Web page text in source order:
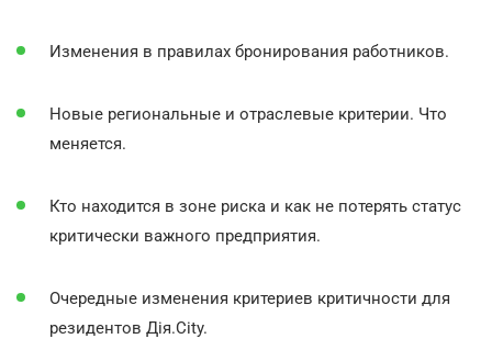
Изменения в правилах бронирования работников.
Новые региональные и отраслевые критерии. Что
меняется.
Кто находится в зоне риска и как не потерять статус
критически важного предприятия.
Очередные изменения критериев критичности для
резидентов Дія.City.